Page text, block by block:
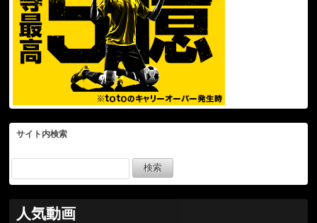
サイト内検索
人気動画